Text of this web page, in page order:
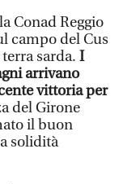
Conad Reggio
campo del Cus
sarda. I
arrivano
vittoria per
del Girone
il buon
solidità